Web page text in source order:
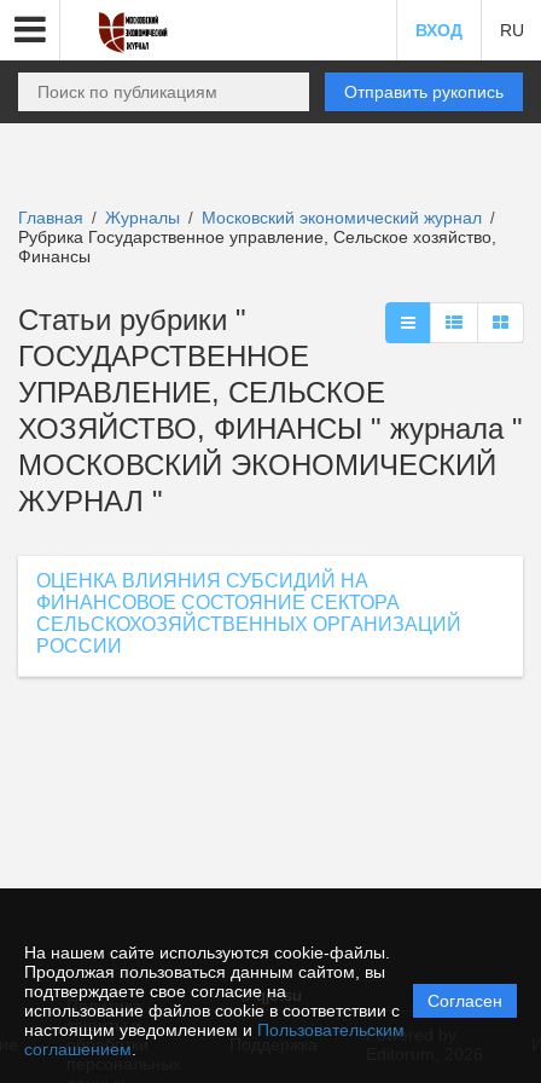
На нашем сайте используются cookie-файлы.
Продолжая пользоваться данным сайтом, вы
подтверждаете свое согласие на
использование файлов cookie в соответствии с
настоящим уведомлением и Пользовательским
соглашением
Согласен
ВХОД RU
Отправить рукопись
Главная / Журналы / Московский экономический журнал /
Рубрика Государственное управление, Сельское хозяйство,
Финансы
Статьи рубрики "
ГОСУДАРСТВЕННОЕ
УПРАВЛЕНИЕ, СЕЛЬСКОЕ
ХОЗЯЙСТВО, ФИНАНСЫ " журнала "
МОСКОВСКИЙ ЭКОНОМИЧЕСКИЙ
ЖУРНАЛ "
ОЦЕНКА ВЛИЯНИЯ СУБСИДИЙ НА
ФИНАНСОВОЕ СОСТОЯНИЕ СЕКТОРА
СЕЛЬСКОХОЗЯЙСТВЕННЫХ ОРГАНИЗАЦИЙ
РОССИИ
© qje.su
Политика
защиты и
обработки
Powered by